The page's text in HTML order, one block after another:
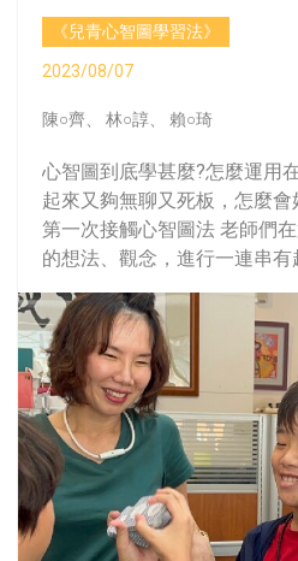
《兒青心智圖學習法》
2023/08/07
陳○齊、 林○諄、 賴○琦
心智圖到底學甚麼?怎麼運用
起來又夠無聊又死板，怎麼
第一次接觸心智圖法 老師們
的想法、觀念，進行一連串